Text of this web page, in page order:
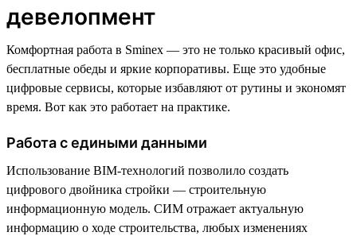
девелопмент
Комфортная работа в Sminex — это не только красивый офис,
бесплатные обеды и яркие корпоративы. Еще это удобные
цифровые сервисы, которые избавляют от рутины и экономят
время. Вот как это работает на практике.
Работа с едиными данными
Использование BIM-технологий позволило создать
цифрового двойника стройки — строительную
информационную модель. СИМ отражает актуальную
информацию о ходе строительства, любых изменениях